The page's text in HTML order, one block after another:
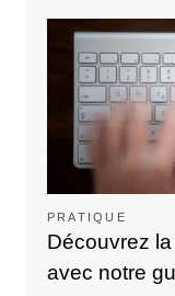
PRATIQUE
Découvrez
avec notre